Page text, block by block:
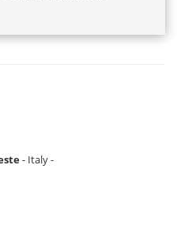
- Italy -